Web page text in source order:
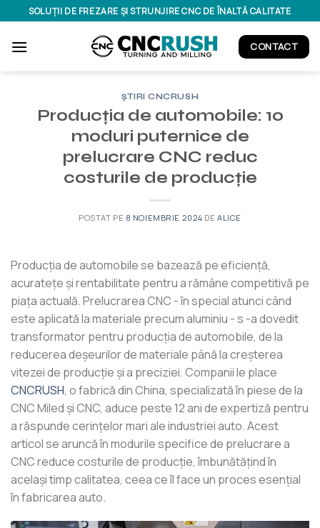
la
conținut
SOLUȚII DE FREZARE ȘI STRUNJIRE CNC DE ÎNALTĂ CALITATE
CONTACT
ȘTIRI CNCRUSH
Producția de automobile: 10
moduri puternice de
prelucrare CNC reduc
costurile de producție
POSTAT PE 8 NOIEMBRIE 2024 DE ALICE
Producția de automobile se bazează pe eficiență,
acuratețe și rentabilitate pentru a rămâne competitivă pe
piața actuală. Prelucrarea CNC - în special atunci când
este aplicată la materiale precum aluminiu - s -a dovedit
transformator pentru producția de automobile, de la
reducerea deșeurilor de materiale până la creșterea
vitezei de producție și a preciziei. Companii le place
CNCRUSH, o fabrică din China, specializată în piese de la
CNC Miled și CNC, aduce peste 12 ani de expertiză pentru
a răspunde cerințelor mari ale industriei auto. Acest
articol se aruncă în modurile specifice de prelucrare a
CNC reduce costurile de producție, îmbunătățind în
același timp calitatea, ceea ce îl face un proces esențial
în fabricarea auto.